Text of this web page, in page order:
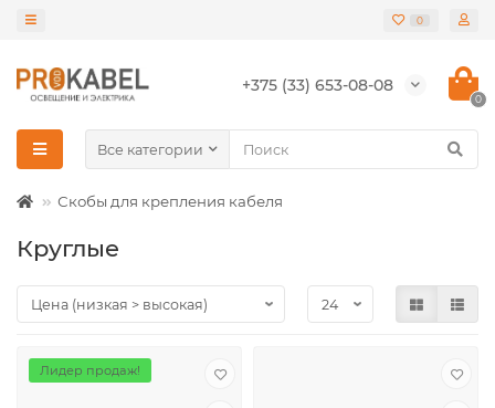
0
+375 (33) 653-08-08
0
Все категории
Скобы для крепления кабеля
Круглые
Лидер продаж!